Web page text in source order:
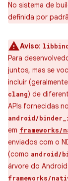
No sistema de
definida por
Aviso:
Para
juntos, mas se
incluir
clang) de
APIs fornecidas
android/
em
enviados com o
(como android/
árvore do Android
frameworks/